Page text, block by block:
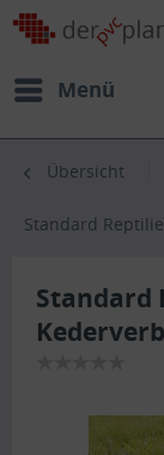
Menü
Übersicht
Standard
Standard